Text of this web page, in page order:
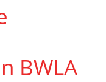
BWLA